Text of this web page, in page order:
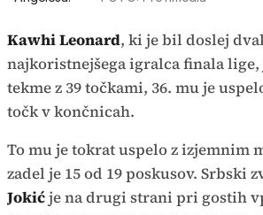
Kawhi Leonard, ki je bil doslej
najkoristnejšega igralca finala
tekme z 39 točkami, 36. mu je
točk v končnicah.
To mu je tokrat uspelo z izjemnim
zadel je 15 od 19 poskusov. Srbski
Jokićje na drugi strani pri gostih